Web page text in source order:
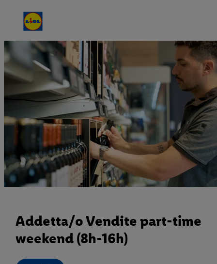
Addetta/o Vendite part-time
weekend (8h-16h)